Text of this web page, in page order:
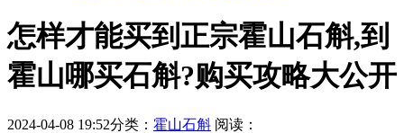
怎样才能买到正宗霍山石斛,到
霍山哪买石斛?购买攻略大公开
2024-04-08 19:52分类： 霍山石斛 阅读：